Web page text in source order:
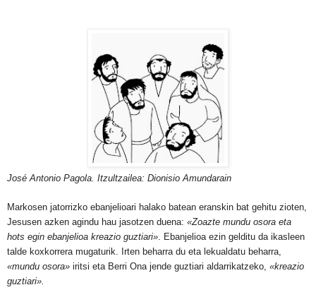
José Antonio Pagola. Itzultzailea: Dionisio Amundarain
Markosen jatorrizko ebanjelioari halako batean eranskin bat gehitu zioten,
Jesusen azken agindu hau jasotzen duena: «Zoazte mundu osora eta
hots egin ebanjelioa kreazio guztiari». Ebanjelioa ezin gelditu da ikasleen
talde koxkorrera mugaturik. Irten beharra du eta lekualdatu beharra,
«mundu osora» iritsi eta Berri Ona jende guztiari aldarrikatzeko, «kreazio
guztiari».